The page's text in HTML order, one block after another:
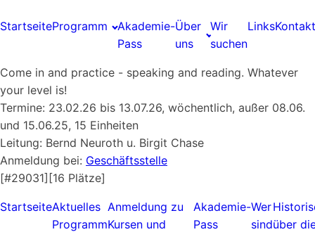
StartseiteProgramm
Akademie-
Pass
Über
uns
Wir
suchen
Links
Come in and practice - speaking and reading. Whatever
your level is!
Termine: 23.02.26 bis 13.07.26, wöchentlich, außer 08.06.
und 15.06.25, 15 Einheiten
Leitung: Bernd Neuroth u. Birgit Chase
Anmeldung bei: Geschäftsstelle
[#29031][16 Plätze]
StartseiteAktuelles
Programm
Anmeldung zu
Kursen und
Akademie-
Pass
Wer
sindüber